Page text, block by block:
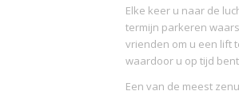
Elke keer u naar de
termijn parkeren
vrienden om u een lift
waardoor u op tijd
Een van de meest